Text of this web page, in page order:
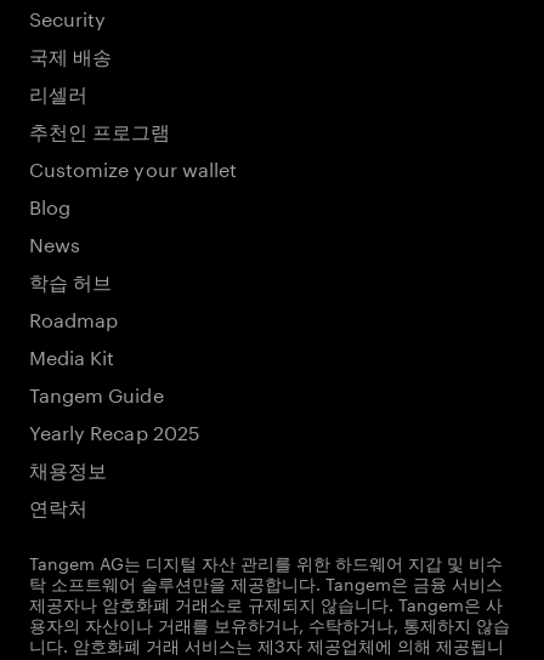
Security
국제 배송
리셀러
추천인 프로그램
Customize your wallet
Blog
News
학습 허브
Roadmap
Media Kit
Tangem Guide
Yearly Recap 2025
채용정보
연락처
Tangem AG는 디지털 자산 관리를 위한 하드웨어 지갑 및 비수
탁 소프트웨어 솔루션만을 제공합니다. Tangem은 금융 서비스
제공자나 암호화폐 거래소로 규제되지 않습니다. Tangem은 사
용자의 자산이나 거래를 보유하거나, 수탁하거나, 통제하지 않습
니다. 암호화폐 거래 서비스는 제3자 제공업체에 의해 제공됩니